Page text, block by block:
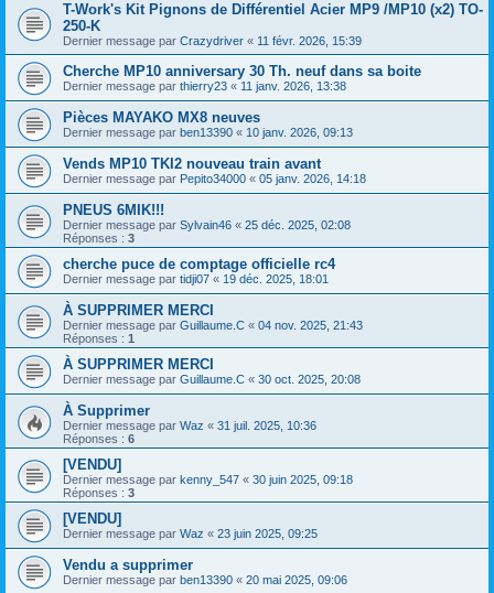
T-Work's Kit Pignons de Différentiel Acier MP9 /MP10 (x2) TO-
250-K
Dernier message par Crazydriver « 11 févr. 2026, 15:39
Cherche MP10 anniversary 30 Th. neuf dans sa boite
Dernier message par thierry23 « 11 janv. 2026, 13:38
Pièces MAYAKO MX8 neuves
Dernier message par ben13390 « 10 janv. 2026, 09:13
Vends MP10 TKI2 nouveau train avant
Dernier message par Pepito34000 « 05 janv. 2026, 14:18
PNEUS 6MIK!!!
Dernier message par Sylvain46 « 25 déc. 2025, 02:08
Réponses : 3
cherche puce de comptage officielle rc4
Dernier message par tidji07 « 19 déc. 2025, 18:01
À SUPPRIMER MERCI
Dernier message par Guillaume.C « 04 nov. 2025, 21:43
Réponses : 1
À SUPPRIMER MERCI
Dernier message par Guillaume.C « 30 oct. 2025, 20:08
À Supprimer
Dernier message par Waz « 31 juil. 2025, 10:36
Réponses : 6
[VENDU]
Dernier message par kenny_547 « 30 juin 2025, 09:18
Réponses : 3
[VENDU]
Dernier message par Waz « 23 juin 2025, 09:25
Vendu a supprimer
Dernier message par ben13390 « 20 mai 2025, 09:06